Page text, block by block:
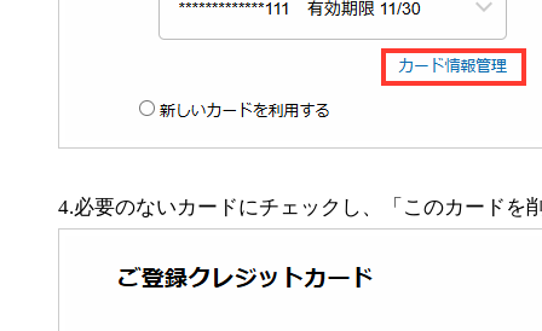
4.必要のないカードにチェックし、「このカードを